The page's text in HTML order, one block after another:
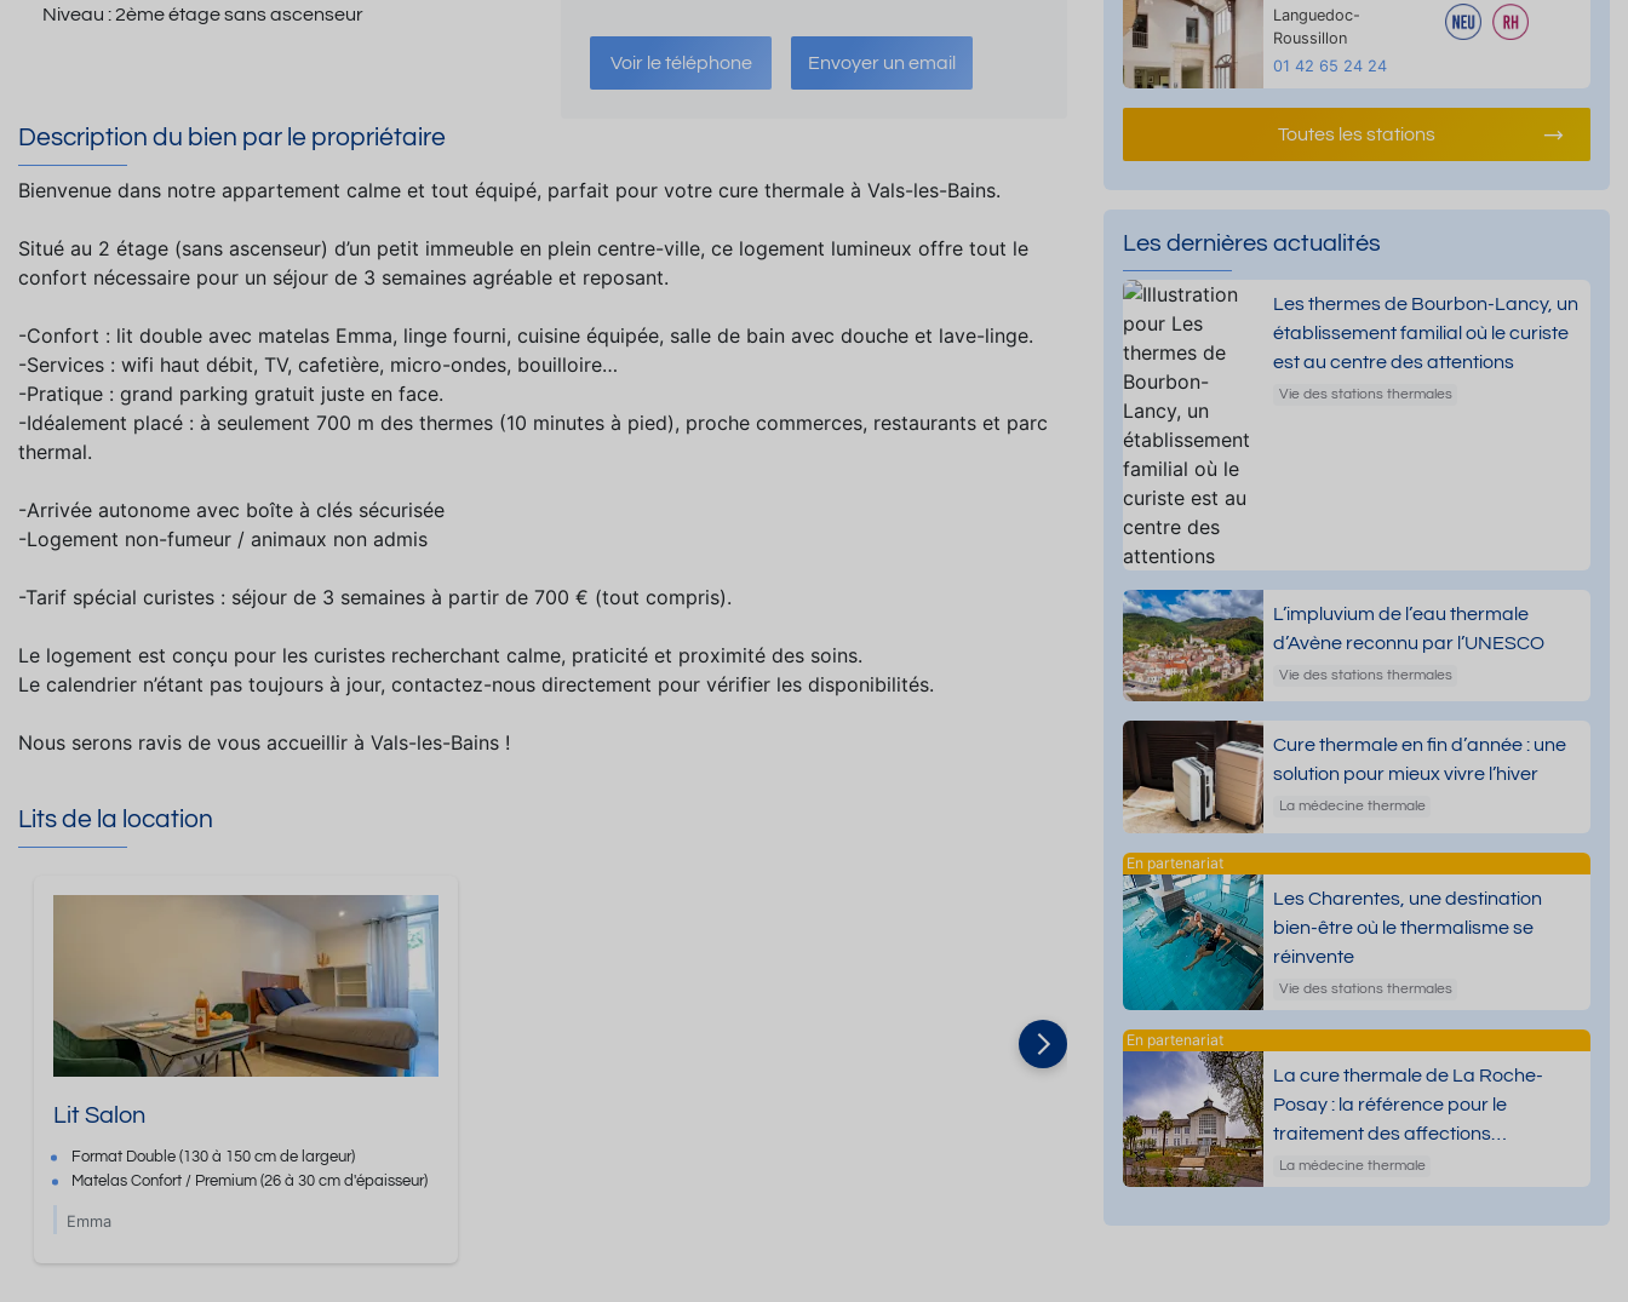
Niveau :2ème étage sans ascenseur
Voir le téléphone Envoyer un email
Description du bien par le propriétaire
Bienvenue dans notre appartement calme et tout équipé, parfait pour votre cure thermale à Vals-les-Bains.
Situé au 2 étage (sans ascenseur) d’un petit immeuble en plein centre-ville, ce logement lumineux offre tout le
confort nécessaire pour un séjour de 3 semaines agréable et reposant.
-Confort : lit double avec matelas Emma, linge fourni, cuisine équipée, salle de bain avec douche et lave-linge.
-Services : wifi haut débit, TV, cafetière, micro-ondes, bouilloire…
-Pratique : grand parking gratuit juste en face.
-Idéalement placé : à seulement 700 m des thermes (10 minutes à pied), proche commerces, restaurants et parc
thermal.
-Arrivée autonome avec boîte à clés sécurisée
-Logement non-fumeur / animaux non admis
-Tarif spécial curistes : séjour de 3 semaines à partir de 700 € (tout compris).
Le logement est conçu pour les curistes recherchant calme, praticité et proximité des soins.
Le calendrier n’étant pas toujours à jour, contactez-nous directement pour vérifier les disponibilités.
Nous serons ravis de vous accueillir à Vals-les-Bains !
Lits de la location
Lit Salon
Format Double (130 à 150 cm de largeur)
Matelas Confort / Premium(26 à 30 cm d'épaisseur)
Emma
Languedoc-
Roussillon
01 42 65 24 24
Toutes les stations
Les dernières actualités
Les thermes de Bourbon-Lancy, un
établissement familial où le curiste
est au centre des attentions
Vie des stations thermales
L’impluvium de l’eau thermale
d’Avène reconnu par l’UNESCO
Vie des stations thermales
Cure thermale en fin d’année : une
solution pour mieux vivre l’hiver
La médecine thermale
Les Charentes, une destination
bien-être où le thermalisme se
réinvente
Vie des stations thermales
La cure thermale de La Roche-
Posay : la référence pour le
traitement des affections
dermatologiques
La médecine thermale